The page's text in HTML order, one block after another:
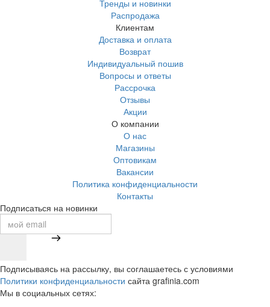
Тренды и новинки
Распродажа
Клиентам
Доставка и оплата
Возврат
Индивидуальный пошив
Вопросы и ответы
Рассрочка
Отзывы
Акции
О компании
О нас
Магазины
Оптовикам
Вакансии
Политика конфиденциальности
Контакты
Подписаться на новинки
Подписываясь на рассылку, вы соглашаетесь с условиями
Политики конфиденциальности сайта grafinia.com
Мы в социальных сетях: